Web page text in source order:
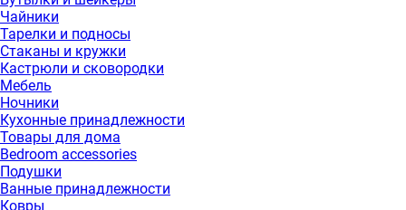
Чайники
Тарелки и подносы
Стаканы и кружки
Кастрюли и сковородки
Мебель
Ночники
Кухонные принадлежности
Товары для дома
Bedroom accessories
Подушки
Ванные принадлежности
Ковры